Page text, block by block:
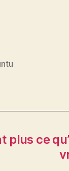
plus ce